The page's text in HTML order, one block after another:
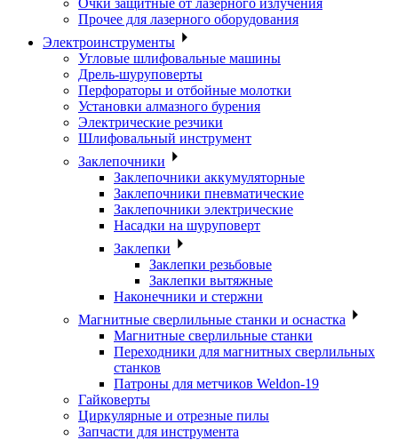
Очки защитные от лазерного излучения
Прочее для лазерного оборудования
Электроинструменты
Угловые шлифовальные машины
Дрель-шуруповерты
Перфораторы и отбойные молотки
Установки алмазного бурения
Электрические резчики
Шлифовальный инструмент
Заклепочники
Заклепочники аккумуляторные
Заклепочники пневматические
Заклепочники электрические
Насадки на шуруповерт
Заклепки
Заклепки резьбовые
Заклепки вытяжные
Наконечники и стержни
Магнитные сверлильные станки и оснастка
Магнитные сверлильные станки
Переходники для магнитных сверлильных
станков
Патроны для метчиков Weldon-19
Гайковерты
Циркулярные и отрезные пилы
Запчасти для инструмента